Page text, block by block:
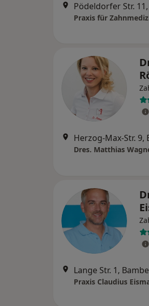
Pödeldorfer Str.
Praxis für
Herzog-Max-Str. 9,
Dres. Matthias
Lange Str. 1,
Praxis Claudius